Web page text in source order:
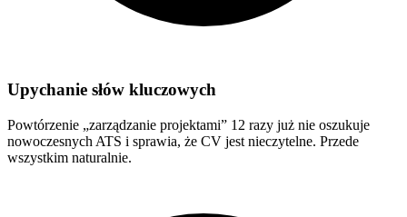
Upychanie słów kluczowych
Powtórzenie „zarządzanie projektami” 12 razy już nie oszukuje
nowoczesnych ATS i sprawia, że CV jest nieczytelne. Przede
wszystkim naturalnie.